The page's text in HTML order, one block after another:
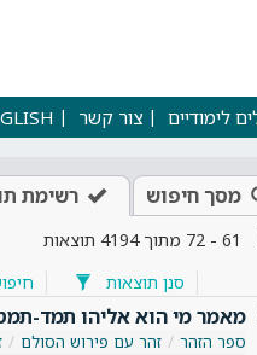
לימודיים צור קשר
מסך חיפוש רשימת
61
-
72 מתוך4194 תוצאות
סנן תוצאות
מאמר מי הוא אליהו תמד-
ספר הזהר זהר עם פירוש הסולם